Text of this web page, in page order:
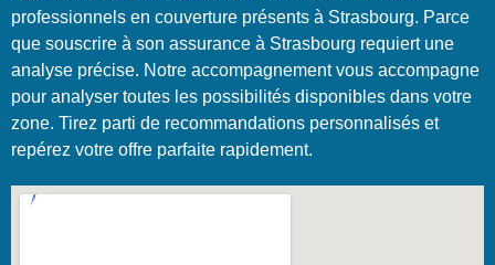
professionnels en couverture présents à Strasbourg. Parce
que souscrire à son assurance à Strasbourg requiert une
analyse précise. Notre accompagnement vous accompagne
pour analyser toutes les possibilités disponibles dans votre
zone. Tirez parti de recommandations personnalisés et
repérez votre offre parfaite rapidement.